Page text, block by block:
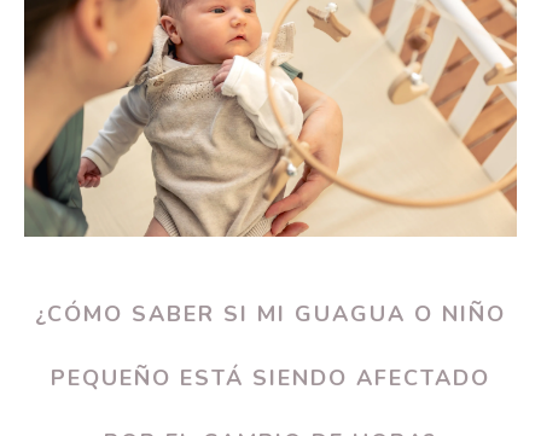
¿CÓMO SABER SI MI GUAGUA O NIÑO
PEQUEÑO ESTÁ SIENDO AFECTADO